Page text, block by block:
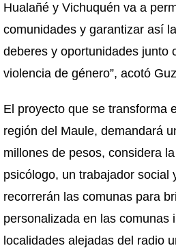
Hualañé y Vichuquén va a
comunidades y garantizar así
deberes y oportunidades junto
violencia de género”, acotó
El proyecto que se transforma
región del Maule, demandará
millones de pesos, considera
psicólogo, un trabajador social
recorrerán las comunas para
personalizada en las comunas
localidades alejadas del radio